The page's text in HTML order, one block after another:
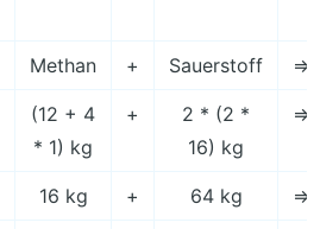
Methan + Sauerstoff =>
(12 + 4
* 1) kg
+
2 * (2 *
16) kg
=>
16 kg + 64 kg =>